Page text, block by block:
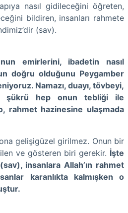
nasıl gidileceğini öğreten,
bildiren, insanları rahmete
(sav).
emirlerini, ibadetin nasıl
doğru olduğunu Peygamber
Namazı, duayı, tövbeyi,
şükrü hep onun tebliği ile
rahmet hazinesine ulaşmada
gelişigüzel girilmez. Onun bir
ve gösteren biri gerekir. İşte
insanlara Allah’ın rahmet
karanlıkta kalmışken o